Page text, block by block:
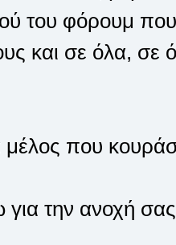
του φόρουμ
και σε όλα, σε
μέλος που
την ανοχή